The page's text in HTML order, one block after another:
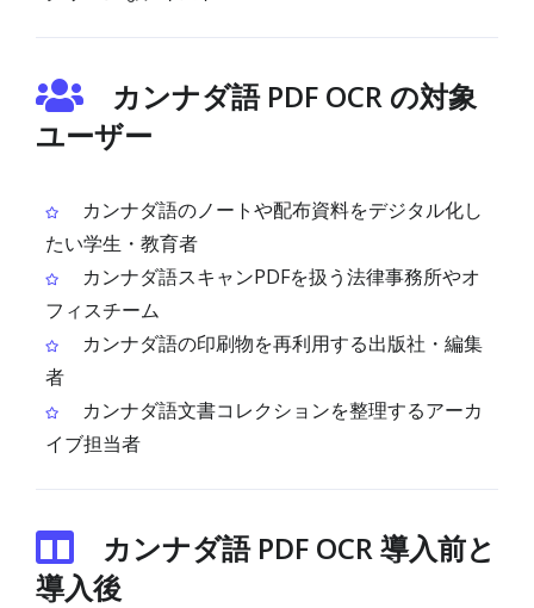
カンナダ語 PDF OCR の対象
ユーザー
カンナダ語のノートや配布資料をデジタル化し
たい学生・教育者
カンナダ語スキャンPDFを扱う法律事務所やオ
フィスチーム
カンナダ語の印刷物を再利用する出版社・編集
者
カンナダ語文書コレクションを整理するアーカ
イブ担当者
カンナダ語 PDF OCR 導入前と
導入後